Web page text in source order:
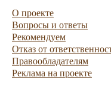
О проекте
Вопросы и ответы
Рекомендуем
Отказ от
Правообладателям
Реклама на проекте